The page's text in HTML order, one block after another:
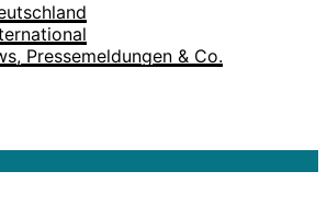
Pressemeldungen & Co.